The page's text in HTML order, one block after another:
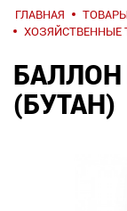
НАПИШИТЕ
НАМ
О компании
Крепеж
ГЛАВНАЯ ТОВАРЫ
ХОЗЯЙСТВЕННЫЕ
БАЛЛОН
(БУТАН)